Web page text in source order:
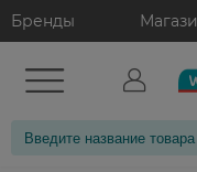
Бренды